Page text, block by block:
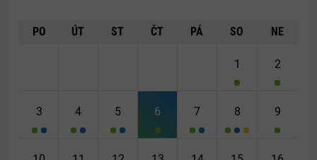
PO ÚT ST ČT PÁ SO NE
1 2
3 4 5 6 7 8 9